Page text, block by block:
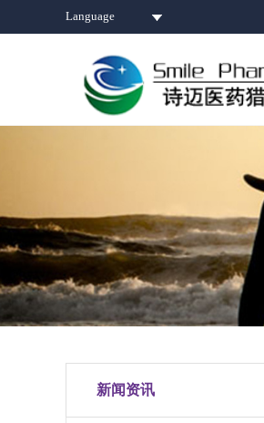
Language
新闻资讯